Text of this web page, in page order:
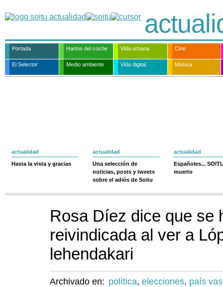
Portada Hartos del coche Vida urbana Cine
El Selector Medio ambiente Vida digital Música
actualidad
Hasta la vista y gracias
actualidad
Una selección de
noticias, posts y tweets
sobre el adiós de Soitu
actualidad
Españoles...
muerto
Rosa Díez dice que se
reivindicada al ver a
lehendakari
Archivado en: política, elecciones, país